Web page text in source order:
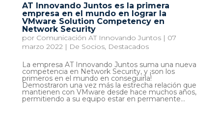
AT Innovando Juntos es la primera
empresa en el mundo en lograr la
VMware Solution Competency en
Network Security
por Comunicación AT Innovando Juntos| 07
marzo 2022| De Socios, Destacados
La empresa AT Innovando Juntos suma una nueva
competencia en Network Security, y ¡son los
primeros en el mundo en conseguirla!
Demostraron una vez más la estrecha relación que
mantienen con VMware desde hace muchos años,
permitiendo a su equipo estar en permanente...